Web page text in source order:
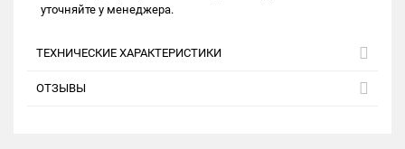
уточняйте у менеджера.
ТЕХНИЧЕСКИЕ ХАРАКТЕРИСТИКИ
ОТЗЫВЫ